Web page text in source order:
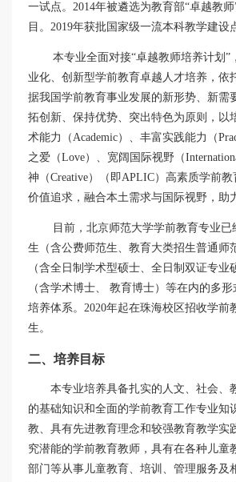
一试点。 2014年被遴选为教育部“卓越教
目。 2019年获批国家级一流本科教学建设
本专业全面对接“卓越教师培养计划”
业化、创新型学前教育卓越人才培养，依
据我国学前教育事业发展的新形势、新需
拓创新、保持优势、突出特色为原则，以
术能力（Academic）、丰富实践能力（
之爱（Love）、宽阔国际视野（
神（Creative）（即APLIC）高素质学前
价值追求，融合本土需求与国际视野，助
目前，北京师范大学学前教育专业
生（含公费师范生、教育大类招生普通师
（含全日制学术型硕士、全日制双证专业
（含学术博士、 教育博士）等在内的多
培养体系。 2020年起在珠海校区招收学前
生。
二、培养目标
本专业培养具备扎实的人文、社会、
的基础知识和全面的学前教育工作专业知
教、具有先进教育理念和较强教育教学实
究潜能的学前教育教师，具有在各种儿童
部门等从事儿童教育、培训、管理服务及